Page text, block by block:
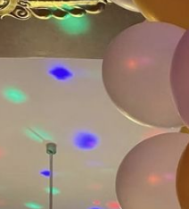
und